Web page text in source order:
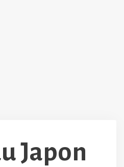
Japon